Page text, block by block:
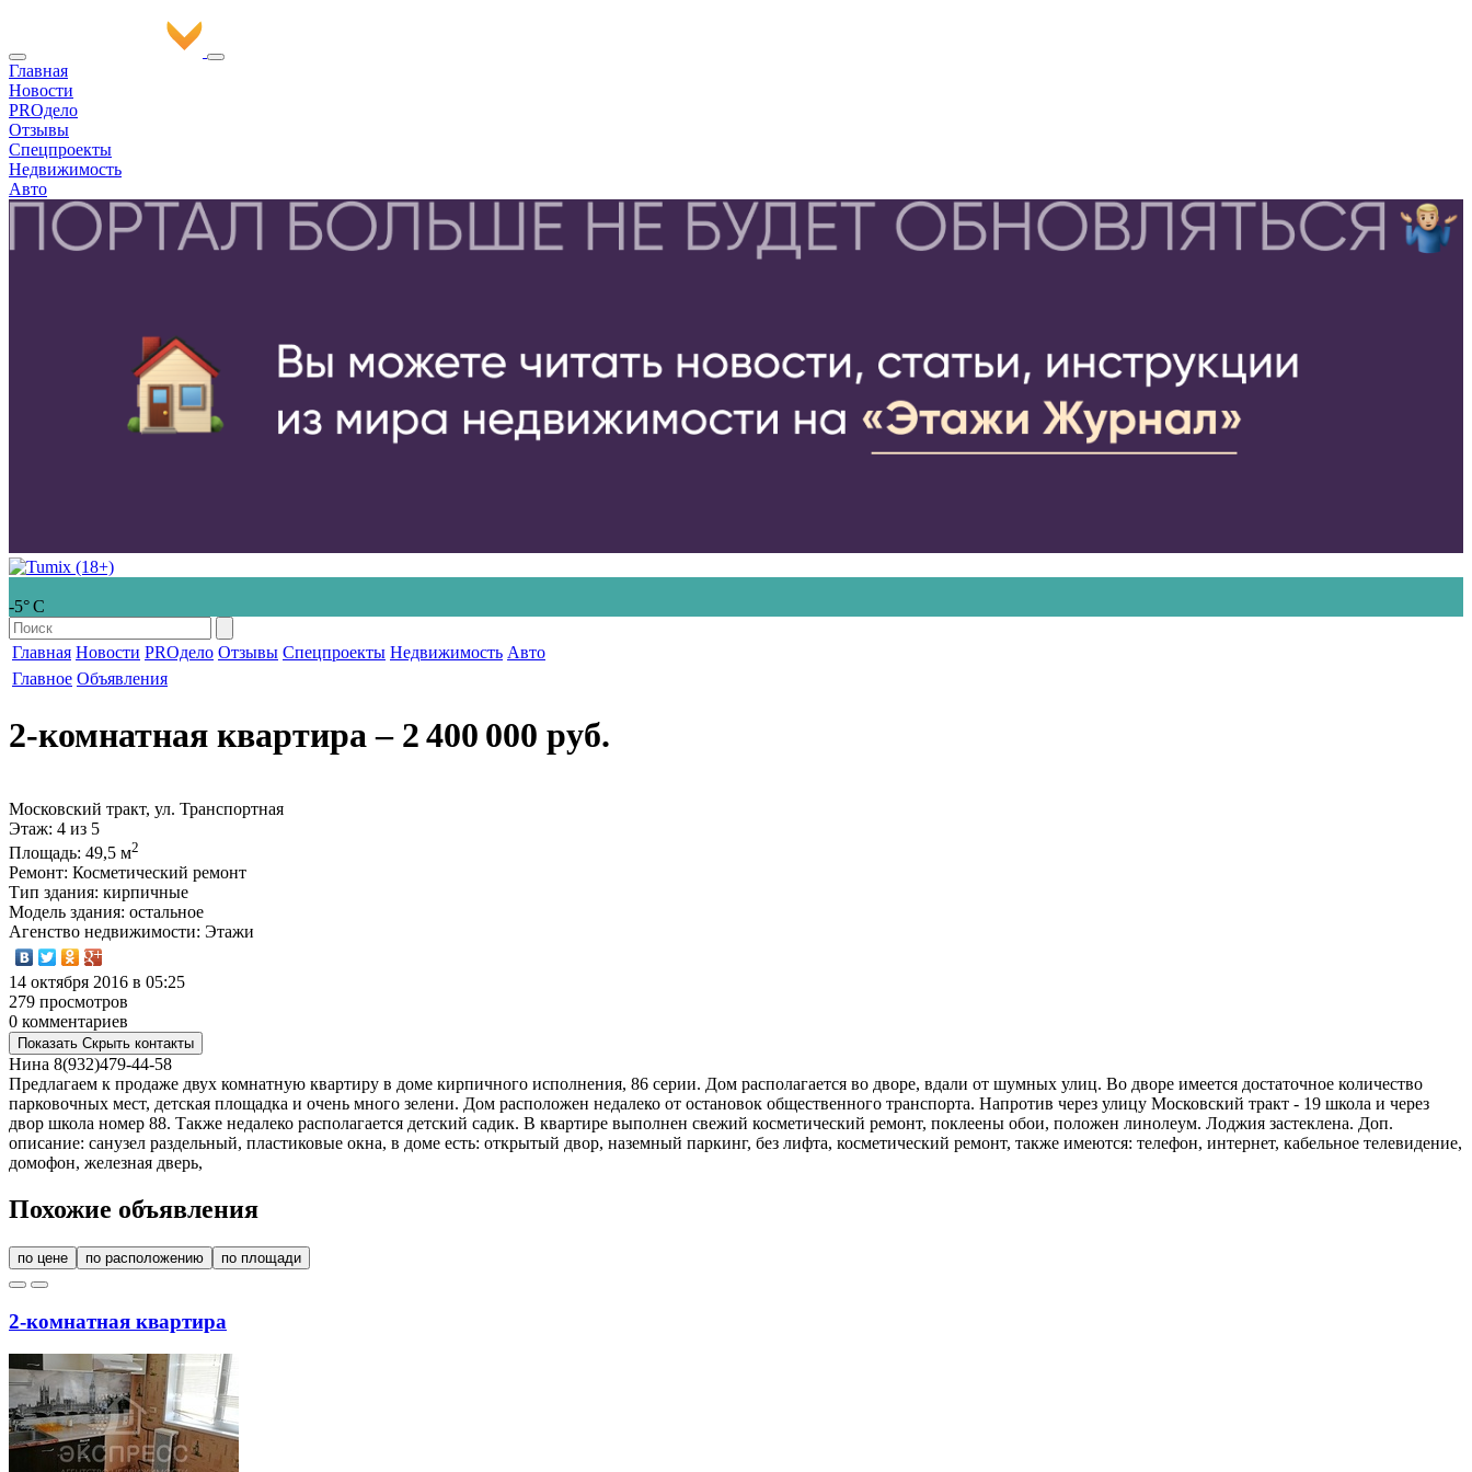
Главная
Новости
PROдело
Отзывы
Спецпроекты
Недвижимость
Авто
-5° С
Главная Новости PROдело Отзывы Спецпроекты Недвижимость Авто
Главное Объявления
2-комнатная квартира‒ 2 400 000 руб.
Московский тракт, ул. Транспортная
Этаж: 4 из 5
Площадь: 49,5 м2
Ремонт: Косметический ремонт
Тип здания: кирпичные
Модель здания: остальное
Агенство недвижимости: Этажи
14 октября 2016 в 05:25
279 просмотров
0 комментариев
Показать Скрыть контакты
Нина 8(932)479-44-58
Предлагаем к продаже двух комнатную квартиру в доме кирпичного исполнения, 86 серии. Дом располагается во дворе, вдали от шумных улиц. Во дворе имеется достаточное количество
парковочных мест, детская площадка и очень много зелени. Дом расположен недалеко от остановок общественного транспорта. Напротив через улицу Московский тракт - 19 школа и через
двор школа номер 88. Также недалеко располагается детский садик. В квартире выполнен свежий косметический ремонт, поклеены обои, положен линолеум. Лоджия застеклена. Доп.
описание: санузел раздельный, пластиковые окна, в доме есть: открытый двор, наземный паркинг, без лифта, косметический ремонт, также имеются: телефон, интернет, кабельное телевидение,
домофон, железная дверь,
Похожие объявления
по цене по расположению по площади
2-комнатная квартира